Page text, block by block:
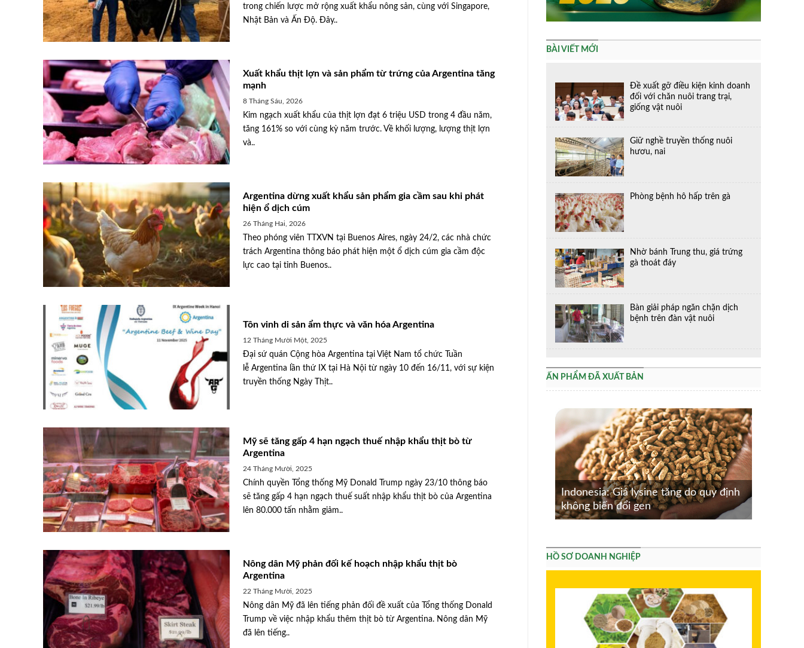
trong chiến lược mở rộng xuất khẩu nông sản, cùng với Singapore,
Nhật Bản và Ấn Độ. Đây..
Xuất khẩu thịt lợn và sản phẩm từ trứng của Argentina tăng
mạnh
8 Tháng Sáu, 2026
Kim ngạch xuất khẩu của thịt lợn đạt 6 triệu USD trong 4 đầu năm,
tăng 161% so với cùng kỳ năm trước. Về khối lượng, lượng thịt lợn
và..
Argentina dừng xuất khẩu sản phẩm gia cầm sau khi phát
hiện ổ dịch cúm
26 Tháng Hai, 2026
Theo phóng viên TTXVN tại Buenos Aires, ngày 24/2, các nhà chức
trách Argentina thông báo phát hiện một ổ dịch cúm gia cầm độc
lực cao tại tỉnh Buenos..
Tôn vinh di sản ẩm thực và văn hóa Argentina
12 Tháng Mười Một, 2025
Đại sứ quán Cộng hòa Argentina tại Việt Nam tổ chức Tuần
lễ Argentina lần thứ IX tại Hà Nội từ ngày 10 đến 16/11, với sự kiện
truyền thống Ngày Thịt..
Mỹ sẽ tăng gấp 4 hạn ngạch thuế nhập khẩu thịt bò từ
Argentina
24 Tháng Mười, 2025
Chính quyền Tổng thống Mỹ Donald Trump ngày 23/10 thông báo
sẽ tăng gấp 4 hạn ngạch thuế suất nhập khẩu thịt bò của Argentina
lên 80.000 tấn nhằm giảm..
Nông dân Mỹ phản đối kế hoạch nhập khẩu thịt bò
Argentina
22 Tháng Mười, 2025
Nông dân Mỹ đã lên tiếng phản đối đề xuất của Tổng thống Donald
Trump về việc nhập khẩu thêm thịt bò từ Argentina. Nông dân Mỹ
đã lên tiếng..
BÀI VIẾT MỚI
Đề xuất gỡ điều kiện kinh doanh
đối với chăn nuôi trang trại,
giống vật nuôi
Giữ nghề truyền thống nuôi
hươu, nai
Phòng bệnh hô hấp trên gà
Nhờ bánh Trung thu, giá trứng
gà thoát đáy
Bàn giải pháp ngăn chặn dịch
bệnh trên đàn vật nuôi
ẤN PHẨM ĐÃ XUẤT BẢN
Indonesia: Giá lysine tăng do quy định
không biến đổi gen
ở vùng đồng bào
Đầu tư công nghệ chế biến sâu để
nâng tầm trứng Việt
Khánh Hòa: Kiểm tra hơn 110 cơ sở
chăn nuôi và sản xuất giống trên địa
HỒ SƠ DOANH NGHIỆP